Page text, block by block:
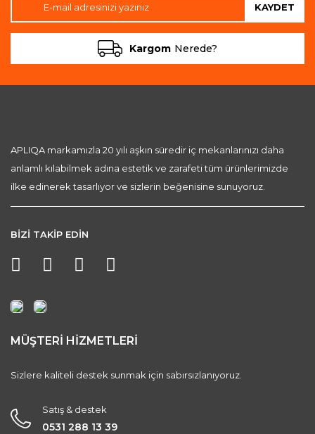
KAYDET
Kargom Nerede?
APLIQA markamızla 20 yılı aşkın süredir iç mekanlarınızı daha
anlamlı kılabilmek adına estetik ve zarafeti tüm ürünlerimizde
ilke edinerek tasarlıyor ve sizlerin beğenisine sunuyoruz.
BİZİ TAKİP EDİN
MÜŞTERİ HİZMETLERİ
Sizlere kaliteli destek sunmak için sabırsızlanıyoruz.
Satış & destek
0531 288 13 39